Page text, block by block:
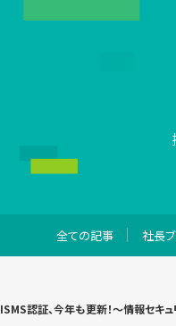
全ての記事 社長
ISMS認証、今年も更新！〜情報セキ